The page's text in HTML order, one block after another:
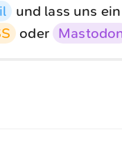
und lass uns
oder